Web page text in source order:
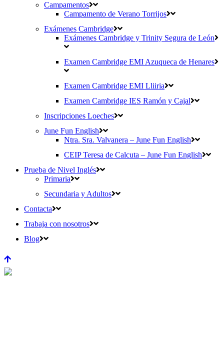
Campamentos
Campamento de Verano Torrijos
Exámenes Cambridge
Exámenes Cambridge y Trinity Segura de León
Examen Cambridge EMI Azuqueca de Henares
Examen Cambridge EMI Lliiria
Examen Cambridge IES Ramón y Cajal
Inscripciones Loeches
June Fun English
Ntra. Sra. Valvanera – June Fun English
CEIP Teresa de Calcuta – June Fun English
Prueba de Nivel Inglés
Primaria
Secundaria y Adultos
Contacta
Trabaja con nosotros
Blog